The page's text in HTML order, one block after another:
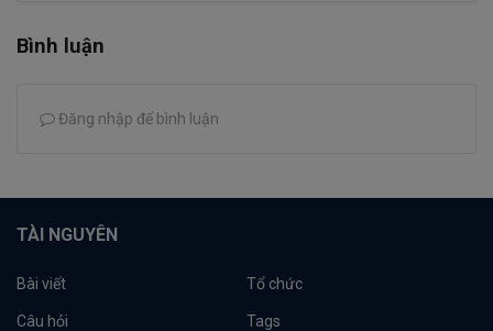
Bình luận
Đăng nhập để bình luận
TÀI NGUYÊN
Bài viết Tổ chức
Câu hỏi Tags